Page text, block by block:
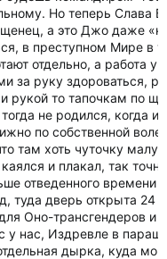
Но теперь Слава
а это Джо даже
в преступном Мире в
отдельно, а работа у
за руку здороваться,
и рукой то тапочкам по
не родился, когда
по собственной воле
там хоть чуточку
и плакал, так
отведенного времени
туда дверь открыта 24
Оно-трансгендеров и
у нас, Издревле в
дырка, куда мог